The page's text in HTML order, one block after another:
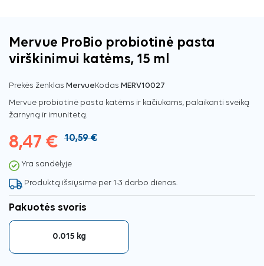
Mervue ProBio probiotinė pasta
virškinimui katėms, 15 ml
Prekės ženklas MervueKodas MERV10027
Mervue probiotinė pasta katėms ir kačiukams, palaikanti sveiką
žarnyną ir imunitetą.
8,47 € 10,59 €
Yra sandėlyje
Produktą išsiųsime per 1-3 darbo dienas.
Pakuotės svoris
0.015 kg